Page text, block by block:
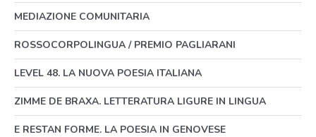
MEDIAZIONE COMUNITARIA
ROSSOCORPOLINGUA / PREMIO PAGLIARANI
LEVEL 48. LA NUOVA POESIA ITALIANA
ZIMME DE BRAXA. LETTERATURA LIGURE IN LINGUA
E RESTAN FORME. LA POESIA IN GENOVESE